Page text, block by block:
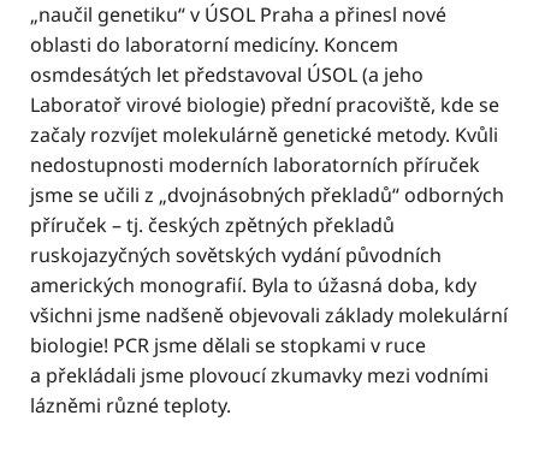
„naučil genetiku“ v ÚSOL Praha a přinesl nové
oblasti do laboratorní medicíny. Koncem
osmdesátých let představoval ÚSOL (a jeho
Laboratoř virové biologie) přední pracoviště, kde se
začaly rozvíjet molekulárně genetické metody. Kvůli
nedostupnosti moderních laboratorních příruček
jsme se učili z „dvojnásobných překladů“ odborných
příruček – tj. českých zpětných překladů
ruskojazyčných sovětských vydání původních
amerických monografií. Byla to úžasná doba, kdy
všichni jsme nadšeně objevovali základy molekulární
biologie! PCR jsme dělali se stopkami v ruce
a překládali jsme plovoucí zkumavky mezi vodními
lázněmi různé teploty.